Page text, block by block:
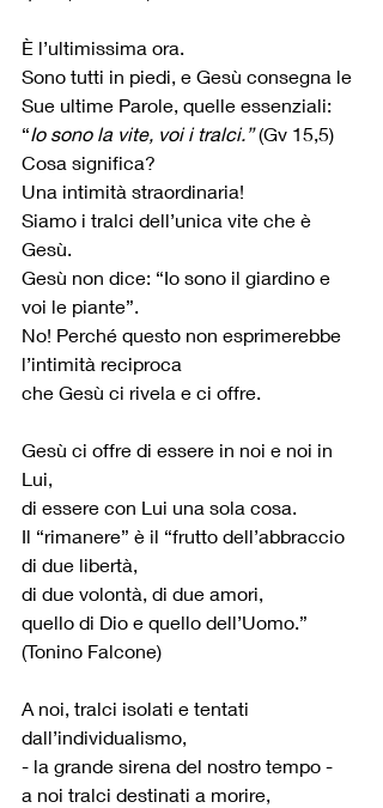
È l’ultimissima ora.
Sono tutti in piedi, e Gesù consegna le
Sue ultime Parole, quelle essenziali:
“Io sono la vite, voi i tralci.” (Gv 15,5)
Cosa significa?
Una intimità straordinaria!
Siamo i tralci dell’unica vite che è
Gesù.
Gesù non dice: “Io sono il giardino e
voi le piante”.
No! Perché questo non esprimerebbe
l’intimità reciproca
che Gesù ci rivela e ci offre.
Gesù ci offre di essere in noi e noi in
Lui,
di essere con Lui una sola cosa.
Il “rimanere” è il “frutto dell’abbraccio
di due libertà,
di due volontà, di due amori,
quello di Dio e quello dell’Uomo.”
(Tonino Falcone)
A noi, tralci isolati e tentati
dall’individualismo,
- la grande sirena del nostro tempo -
a noi tralci destinati a morire,